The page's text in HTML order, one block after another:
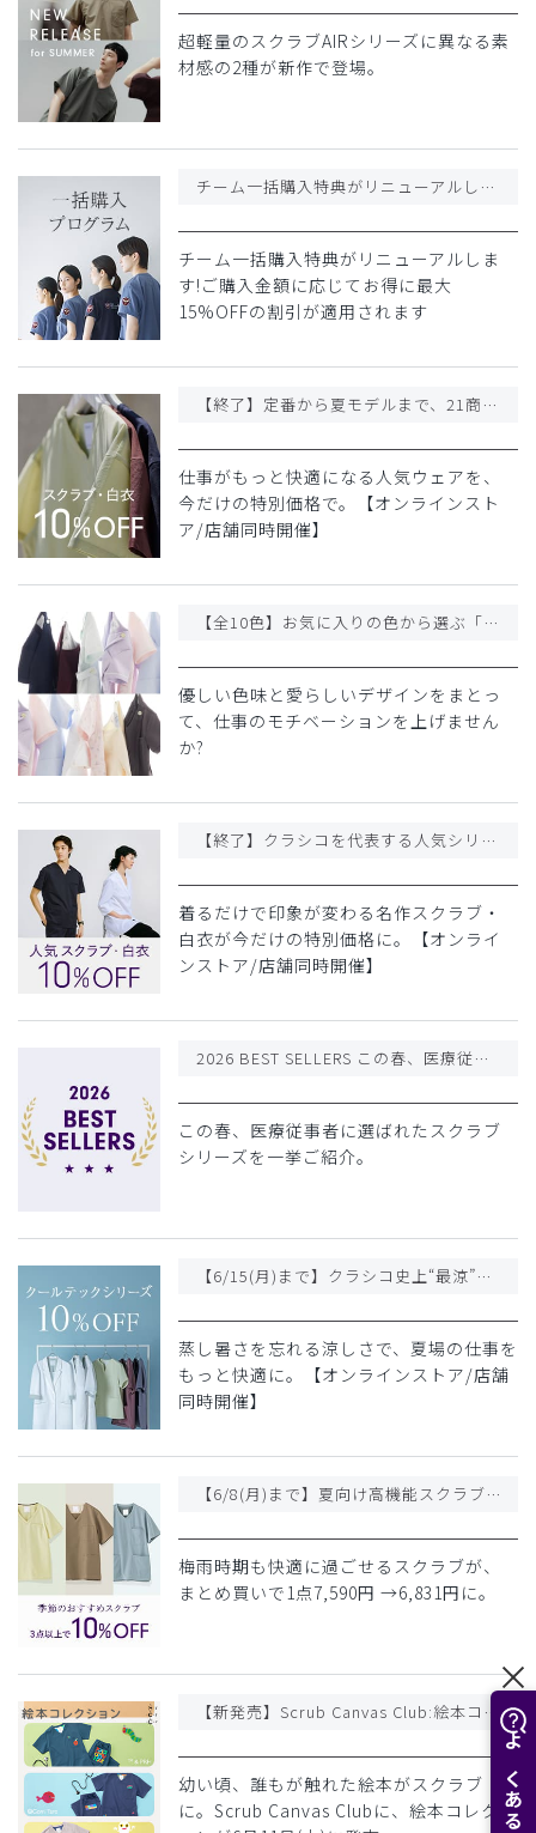
超軽量のスクラブAIRシリーズに異なる素
材感の2種が新作で登場。
チーム一括購入特典がリニューアルしました!
チーム一括購入特典がリニューアルしま
す!ご購入金額に応じてお得に最大
15%OFFの割引が適用されます
【終了】定番から夏モデルまで、21商品が10%OFF
仕事がもっと快適になる人気ウェアを、
今だけの特別価格で。【オンラインスト
ア/店舗同時開催】
【全10色】お気に入りの色から選ぶ「ジェラート ピケ」コラボアイテム
優しい色味と愛らしいデザインをまとっ
て、仕事のモチベーションを上げません
か?
【終了】クラシコを代表する人気シリーズが10%OFF
着るだけで印象が変わる名作スクラブ・
白衣が今だけの特別価格に。【オンライ
ンストア/店舗同時開催】
2026 BEST SELLERS この春、医療従事者に選ばれたスクラブシリーズ
この春、医療従事者に選ばれたスクラブ
シリーズを一挙ご紹介。
【6/15(月)まで】クラシコ史上“最涼”の「クールテック」スクラブ&白衣が10%OFF
蒸し暑さを忘れる涼しさで、夏場の仕事を
もっと快適に。【オンラインストア/店舗
同時開催】
【6/8(月)まで】夏向け高機能スクラブを3点以上購入で10%OFF!
梅雨時期も快適に過ごせるスクラブが、
まとめ買いで1点7,590円 →6,831円に。
【新発売】Scrub Canvas Club:絵本コレクション
幼い頃、誰もが触れた絵本がスクラブ
に。Scrub Canvas Clubに、絵本コレクシ